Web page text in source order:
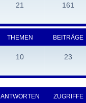
21 161
THEMEN BEITRÄGE
10 23
ANTWORTEN ZUGRIFFE